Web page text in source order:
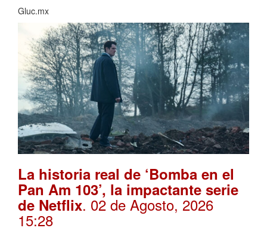
Gluc.mx
La historia real de ‘Bomba en el
Pan Am 103’, la impactante serie
de Netflix. 02 de Agosto, 2026
15:28